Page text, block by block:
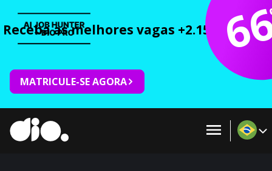
Receba as melhores vagas +2.150 cursos
MATRICULE-SE AGORA